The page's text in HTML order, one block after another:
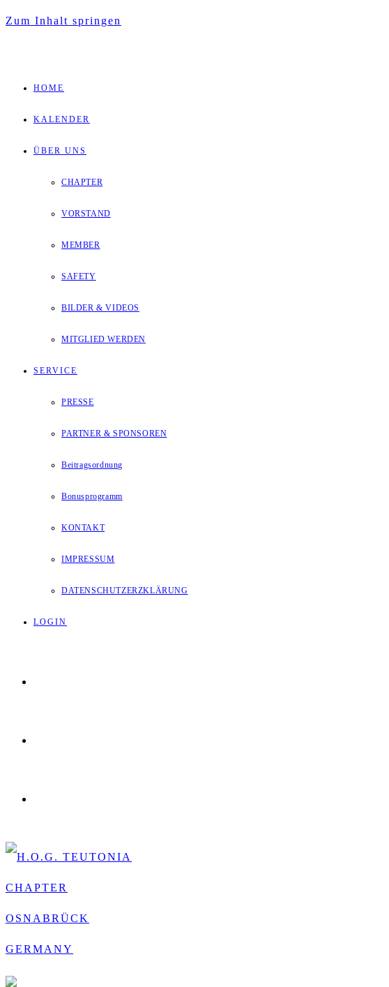
Zum Inhalt springen
HOME
KALENDER
ÜBER UNS
CHAPTER
VORSTAND
MEMBER
SAFETY
BILDER & VIDEOS
MITGLIED WERDEN
SERVICE
PRESSE
PARTNER & SPONSOREN
Beitragsordnung
Bonusprogramm
KONTAKT
IMPRESSUM
DATENSCHUTZERZKLÄRUNG
LOGIN